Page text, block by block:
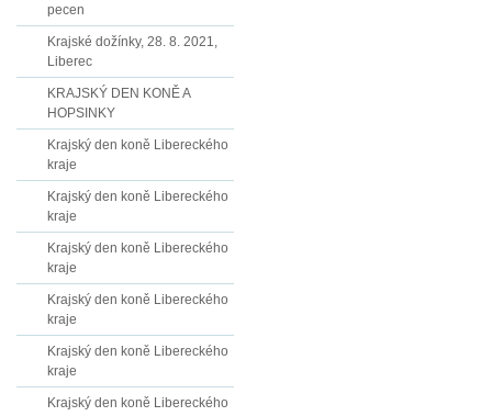
pecen
Krajské dožínky, 28. 8. 2021,
Liberec
KRAJSKÝ DEN KONĚ A
HOPSINKY
Krajský den koně Libereckého
kraje
Krajský den koně Libereckého
kraje
Krajský den koně Libereckého
kraje
Krajský den koně Libereckého
kraje
Krajský den koně Libereckého
kraje
Krajský den koně Libereckého